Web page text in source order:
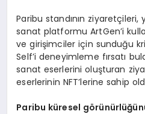
Paribu standının
sanat platformu ArtGen’i
ve girişimciler için sunduğu
Self’i deneyimleme fırsatı
sanat eserlerini oluşturan
eserlerinin NFT’lerine sahip
Paribu küresel gö